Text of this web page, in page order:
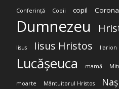
Conferință Copii copil
Dumnezeu
Iisus Iisus Hristos Ilarion
Lucășeuca mamă
moarte Mântuitorul Hristos